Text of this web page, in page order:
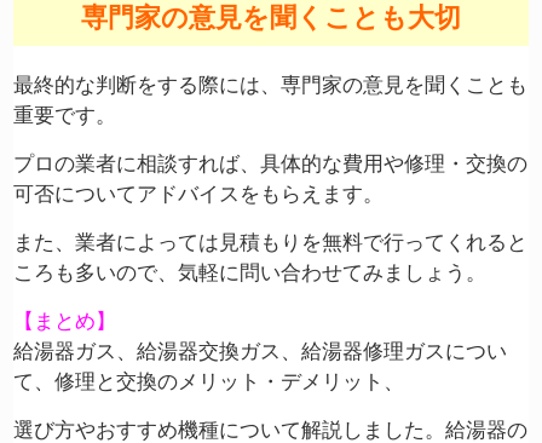
専門家の意見を聞くことも大切
最終的な判断をする際には、専門家の意見を聞くことも
重要です。
プロの業者に相談すれば、具体的な費用や修理・交換の
可否についてアドバイスをもらえます。
また、業者によっては見積もりを無料で行ってくれると
ころも多いので、気軽に問い合わせてみましょう。
【まとめ】
給湯器ガス、給湯器交換ガス、給湯器修理ガスについ
て、修理と交換のメリット・デメリット、
選び方やおすすめ機種について解説しました。給湯器の